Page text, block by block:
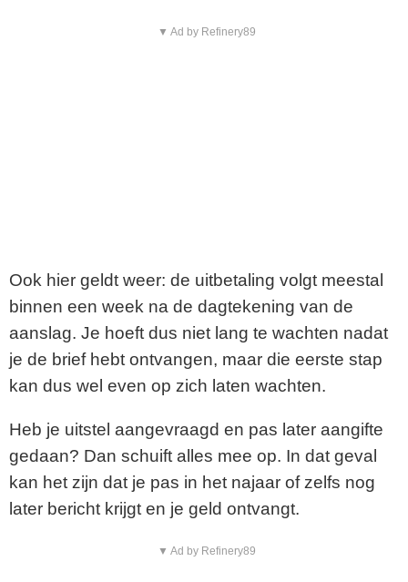
▼ Ad by Refinery89
Ook hier geldt weer: de uitbetaling volgt meestal
binnen een week na de dagtekening van de
aanslag. Je hoeft dus niet lang te wachten nadat
je de brief hebt ontvangen, maar die eerste stap
kan dus wel even op zich laten wachten.
Heb je uitstel aangevraagd en pas later aangifte
gedaan? Dan schuift alles mee op. In dat geval
kan het zijn dat je pas in het najaar of zelfs nog
later bericht krijgt en je geld ontvangt.
▼ Ad by Refinery89